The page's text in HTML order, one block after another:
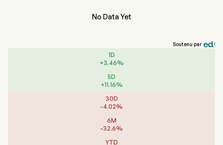
No Data Yet
Soutenu par
1D
+3.46%
5D
+11.16%
30D
-4.02%
6M
-32.6%
YTD